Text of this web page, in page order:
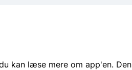
kan læse mere om app'en. Den